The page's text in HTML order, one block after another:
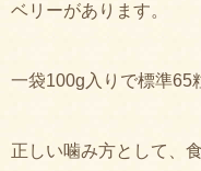
ベリーがあります。
一袋100g入りで標準65
正しい噛み方として、